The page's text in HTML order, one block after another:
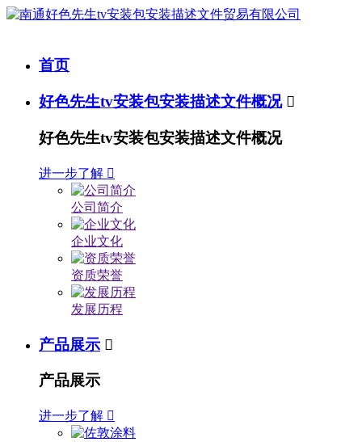
首页
好色先生tv安装包安装描述文件概况 
好色先生tv安装包安装描述文件概况
进一步了解 
公司简介
企业文化
资质荣誉
发展历程
产品展示 
产品展示
进一步了解 